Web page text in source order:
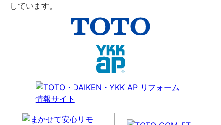
しています。